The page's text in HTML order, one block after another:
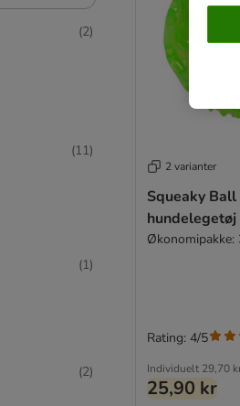
(2)
(11)
(1)
(2)
2 varianter
Squeaky Ball
hundelegetøj
Økonomipakke:
Individuelt 29,70
25,90 kr
Rating: 4/5